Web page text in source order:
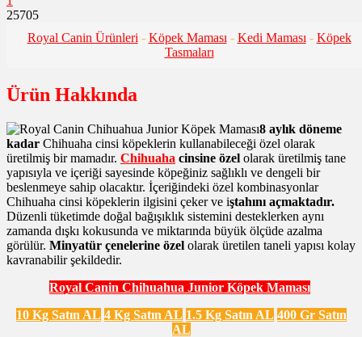
25705
Royal Canin Ürünleri - Köpek Maması - Kedi Maması - Köpek
Tasmaları
Ürün Hakkında
8 aylık döneme
kadar Chihuaha cinsi köpeklerin kullanabileceği özel olarak
üretilmiş bir mamadır. Chihuaha cinsine özel olarak üretilmiş tane
yapısıyla ve içeriği sayesinde köpeğiniz sağlıklı ve dengeli bir
beslenmeye sahip olacaktır. İçeriğindeki özel kombinasyonlar
Chihuaha cinsi köpeklerin ilgisini çeker ve iştahını açmaktadır.
Düzenli tüketimde doğal bağışıklık sistemini desteklerken aynı
zamanda dışkı kokusunda ve miktarında büyük ölçüde azalma
görülür. Minyatür çenelerine özel olarak üretilen taneli yapısı kolay
kavranabilir şekildedir.
Royal Canin Chihuahua Junior Köpek Maması
10 Kg Satın AL 4 Kg Satın AL 1.5 Kg Satın AL 400 Gr Satın
AL